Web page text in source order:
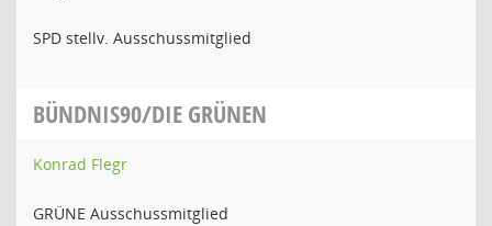
SPD stellv. Ausschussmitglied
BÜNDNIS90/DIE GRÜNEN
Konrad Flegr
GRÜNE Ausschussmitglied